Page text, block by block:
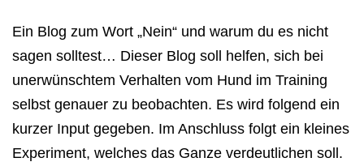
Ein Blog zum Wort „Nein“ und warum du es nicht
sagen solltest… Dieser Blog soll helfen, sich bei
unerwünschtem Verhalten vom Hund im Training
selbst genauer zu beobachten. Es wird folgend ein
kurzer Input gegeben. Im Anschluss folgt ein kleines
Experiment, welches das Ganze verdeutlichen soll.